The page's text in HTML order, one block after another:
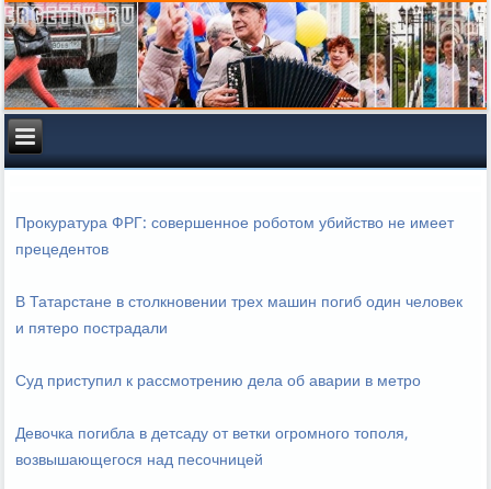
Прокуратура ФРГ: совершенное роботом убийство не имеет
прецедентов
В Татарстане в столкновении трех машин погиб один человек
и пятеро пострадали
Суд приступил к рассмотрению дела об аварии в метро
Девочка погибла в детсаду от ветки огромного тополя,
возвышающегося над песочницей